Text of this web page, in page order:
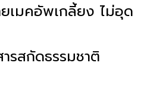
เมคอัพเกลี้ยง ไม่อุด
รสกัดธรรมชาติ